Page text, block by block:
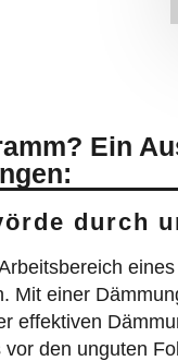
Ein
durch
einer
effektiven
den unguten